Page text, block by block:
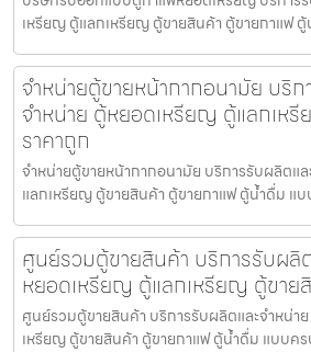
เหรียญ ตู้แลกเหรียญ ตู้ขายสินค้า ตู้ขายกาแฟ ตู้
จำหน่ายตู้ขายหน้ากากอนามัย บริก
จำหน่าย ตู้หยอดเหรียญ ตู้แลกเห
ราคาถูก
จำหน่ายตู้ขายหน้ากากอนามัย บริการรับผลิตแ
แลกเหรียญ ตู้ขายสินค้า ตู้ขายกาแฟ ตู้น้ำดื่ม แ
ศูนย์รวมตู้ขายสินค้า บริการรับผลิ
หยอดเหรียญ ตู้แลกเหรียญ ตู้ขาย
ศูนย์รวมตู้ขายสินค้า บริการรับผลิตและจำหน่า
เหรียญ ตู้ขายสินค้า ตู้ขายกาแฟ ตู้น้ำดื่ม แบบคร